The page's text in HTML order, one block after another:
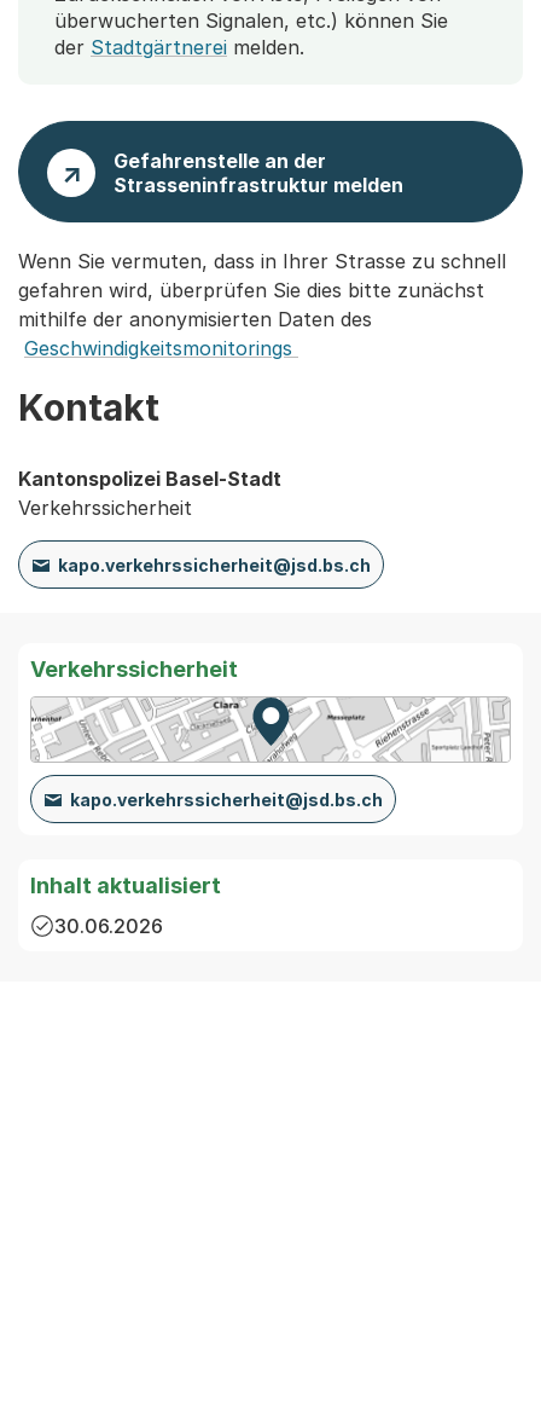
überwucherten Signalen, etc.) können Sie
der Stadtgärtnerei melden.
Gefahrenstelle an der
Strasseninfrastruktur melden
Wenn Sie vermuten, dass in Ihrer Strasse zu schnell
gefahren wird, überprüfen Sie dies bitte zunächst
mithilfe der anonymisierten Daten des
Geschwindigkeitsmonitorings
Kontakt
Kantonspolizei Basel-Stadt
Verkehrssicherheit
kapo.verkehrssicherheit@jsd.bs.ch
Verkehrssicherheit
Zur Karte von MapBS.
Externer Link, wird in einem
kapo.verkehrssicherheit@jsd.bs.ch
Inhalt aktualisiert
30.06.2026